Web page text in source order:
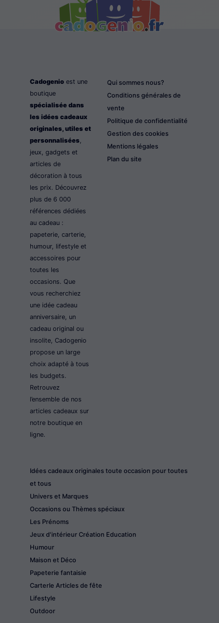
Cadogenio est une
boutique
spécialisée dans
les idées cadeaux
originales, utiles et
personnalisées,
jeux, gadgets et
articles de
décoration à tous
les prix. Découvrez
plus de 6 000
références dédiées
au cadeau :
papeterie, carterie,
humour, lifestyle et
accessoires pour
toutes les
occasions. Que
vous recherchiez
une idée cadeau
anniversaire, un
cadeau original ou
insolite, Cadogenio
propose un large
choix adapté à tous
les budgets.
Retrouvez
l’ensemble de nos
articles cadeaux sur
notre boutique en
ligne.
Qui sommes nous?
Conditions générales de
vente
Politique de confidentialité
Gestion des cookies
Mentions légales
Plan du site
Idées cadeaux originales toute occasion pour toutes
et tous
Univers et Marques
Occasions ou Thèmes spéciaux
Les Prénoms
Jeux d'intérieur Création Education
Humour
Maison et Déco
Papeterie fantaisie
CarterIe Articles de fête
Lifestyle
Outdoor